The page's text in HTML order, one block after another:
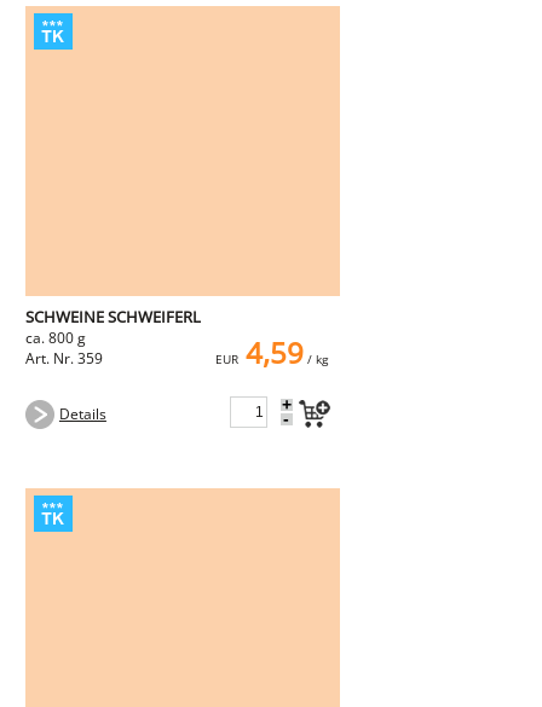
SCHWEINE SCHWEIFERL
ca. 800 g
Art. Nr. 359
EUR 4,59/ kg
Details +
-